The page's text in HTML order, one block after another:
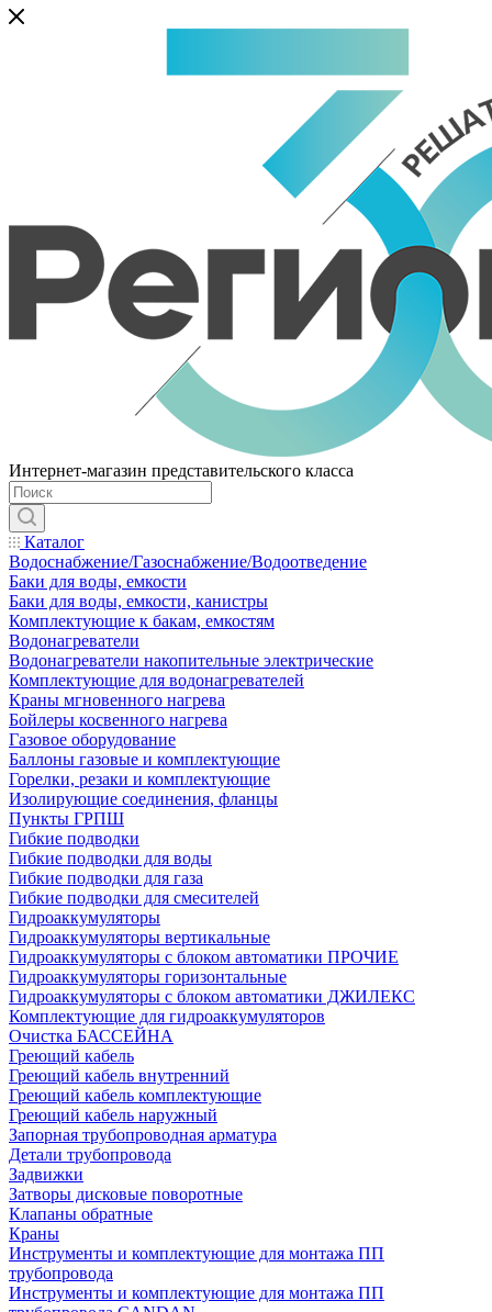
Интернет-магазин представительского класса
Каталог
Водоснабжение/Газоснабжение/Водоотведение
Баки для воды, емкости
Баки для воды, емкости, канистры
Комплектующие к бакам, емкостям
Водонагреватели
Водонагреватели накопительные электрические
Комплектующие для водонагревателей
Краны мгновенного нагрева
Бойлеры косвенного нагрева
Газовое оборудование
Баллоны газовые и комплектующие
Горелки, резаки и комплектующие
Изолирующие соединения, фланцы
Пункты ГРПШ
Гибкие подводки
Гибкие подводки для воды
Гибкие подводки для газа
Гибкие подводки для смесителей
Гидроаккумуляторы
Гидроаккумуляторы вертикальные
Гидроаккумуляторы с блоком автоматики ПРОЧИЕ
Гидроаккумуляторы горизонтальные
Гидроаккумуляторы с блоком автоматики ДЖИЛЕКС
Комплектующие для гидроаккумуляторов
Очистка БАССЕЙНА
Греющий кабель
Греющий кабель внутренний
Греющий кабель комплектующие
Греющий кабель наружный
Запорная трубопроводная арматура
Детали трубопровода
Задвижки
Затворы дисковые поворотные
Клапаны обратные
Краны
Инструменты и комплектующие для монтажа ПП
трубопровода
Инструменты и комплектующие для монтажа ПП